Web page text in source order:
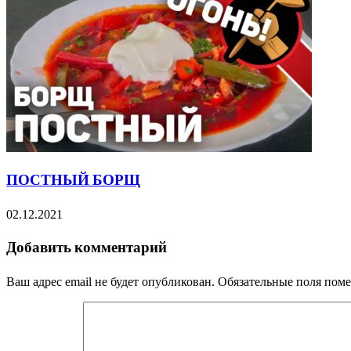
ПОСТНЫЙ БОРЩ
02.12.2021
Добавить комментарий
Ваш адрес email не будет опубликован. Обязательные поля